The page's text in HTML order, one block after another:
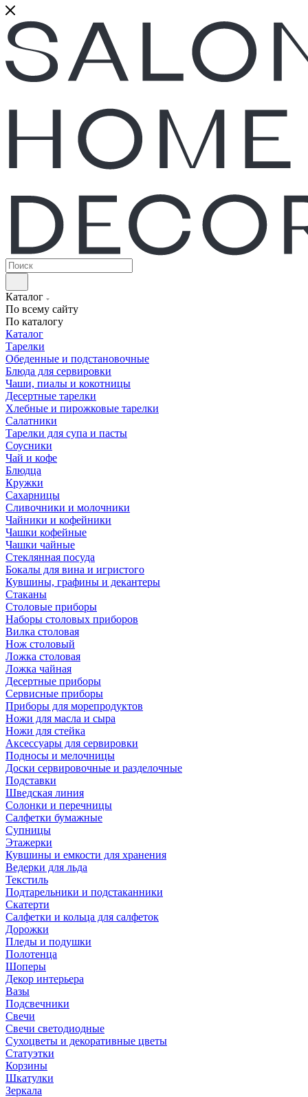
Каталог
По всему сайту
По каталогу
Каталог
Тарелки
Обеденные и подстановочные
Блюда для сервировки
Чаши, пиалы и кокотницы
Десертные тарелки
Хлебные и пирожковые тарелки
Салатники
Тарелки для супа и пасты
Соусники
Чай и кофе
Блюдца
Кружки
Сахарницы
Сливочники и молочники
Чайники и кофейники
Чашки кофейные
Чашки чайные
Стеклянная посуда
Бокалы для вина и игристого
Кувшины, графины и декантеры
Стаканы
Столовые приборы
Наборы столовых приборов
Вилка столовая
Нож столовый
Ложка столовая
Ложка чайная
Десертные приборы
Сервисные приборы
Приборы для морепродуктов
Ножи для масла и сыра
Ножи для стейка
Аксессуары для сервировки
Подносы и мелочницы
Доски сервировочные и разделочные
Подставки
Шведская линия
Солонки и перечницы
Салфетки бумажные
Супницы
Этажерки
Кувшины и емкости для хранения
Ведерки для льда
Текстиль
Подтарельники и подстаканники
Скатерти
Салфетки и кольца для салфеток
Дорожки
Пледы и подушки
Полотенца
Шоперы
Декор интерьера
Вазы
Подсвечники
Свечи
Свечи светодиодные
Сухоцветы и декоративные цветы
Статуэтки
Корзины
Шкатулки
Зеркала